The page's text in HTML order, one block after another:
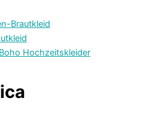
Brautkleid
Hochzeitskleider